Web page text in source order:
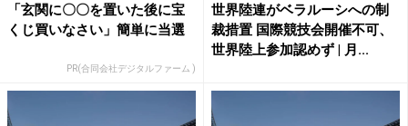
「玄関に〇〇を置いた後に宝
くじ買いなさい」簡単に当選
PR(合同会社デジタルファーム )
世界陸連がベラルーシへの制
裁措置 国際競技会開催不可、
世界陸上参加認めず | 月...